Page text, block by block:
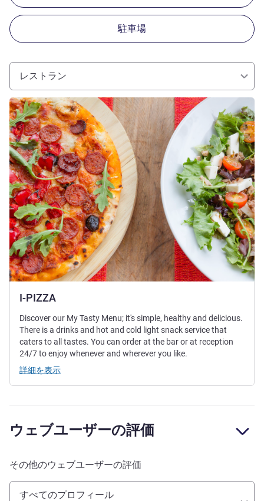
駐車場
レストラン
I-PIZZA
詳細を表示
Discover our My Tasty Menu; it's simple, healthy and delicious.
There is a drinks and hot and cold light snack service that
caters to all tastes. You can order at the bar or at reception
24/7 to enjoy whenever and wherever you like.
詳細を表示
ウェブユーザーの評価
その他のウェブユーザーの評価
すべてのプロフィール